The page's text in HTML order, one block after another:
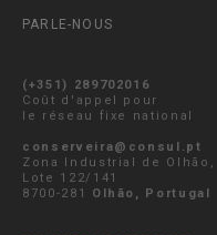
PARLE-NOUS
(+351) 289702016
Coût d'appel pour
le réseau fixe national
conserveira@consul.pt
Zona Industrial de Olhão,
Lote 122/141
8700-281 Olhão, Portugal